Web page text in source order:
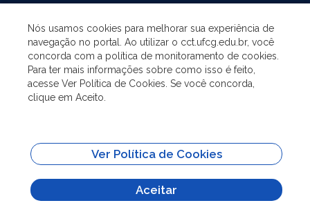
ASSUNTOS
ACESSO À INFORMAÇÃO
SITES IMPORTANTES
Nós usamos cookies para melhorar sua experiência de
navegação no portal. Ao utilizar o cct.ufcg.edu.br, você
concorda com a política de monitoramento de cookies.
Para ter mais informações sobre como isso é feito,
acesse Ver Política de Cookies. Se você concorda,
clique em Aceito.
Ver Política de Cookies
Aceitar